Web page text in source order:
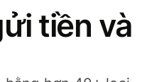
tiền và